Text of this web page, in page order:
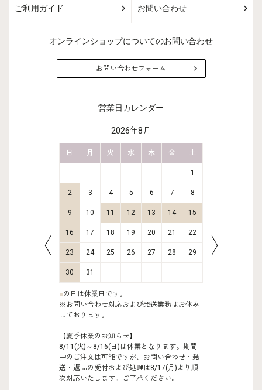
ご利用ガイド お問い合わせ
オンラインショップについてのお問い合わせ
お問い合わせフォーム
営業日カレンダー
2026年8月
日 月 火 水 木 金 土
1
2 3 4 5 6 7 8
9 10 11 12 13 14 15
16 17 18 19 20 21 22
23 24 25 26 27 28 29
30 31
■の日は休業日です。
※お問い合わせ対応および発送業務はお休み
しております。
【夏季休業のお知らせ】
8/11(火)～8/16(日)は休業となります。期間
中のご注文は可能ですが、お問い合わせ・発
送・返品の受付および処理は8/17(月)より順
次対応いたします。ご了承ください。